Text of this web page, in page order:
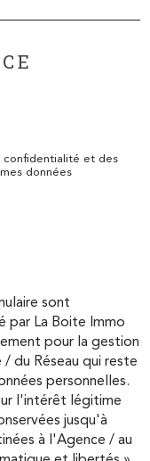
confidentialité et des
données
sont
par La Boite Immo
pour la gestion
du Réseau qui reste
personnelles.
l'intérêt légitime
jusqu'à
à l'Agence / au